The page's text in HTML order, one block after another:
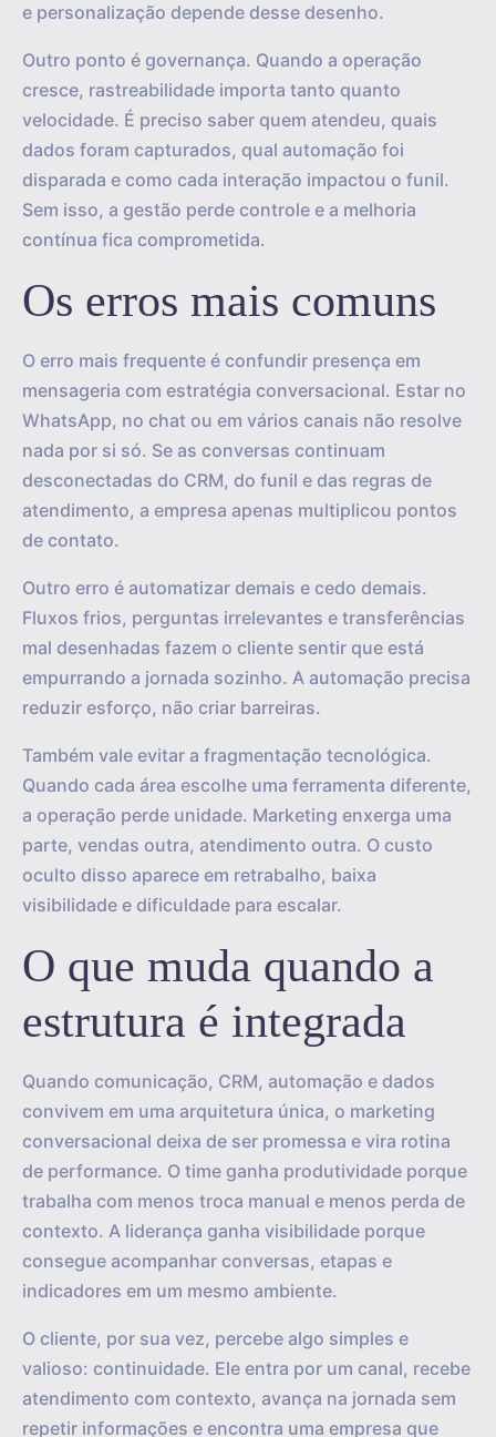
e personalização depende desse desenho.
Outro ponto é governança. Quando a operação
cresce, rastreabilidade importa tanto quanto
velocidade. É preciso saber quem atendeu, quais
dados foram capturados, qual automação foi
disparada e como cada interação impactou o funil.
Sem isso, a gestão perde controle e a melhoria
contínua fica comprometida.
Os erros mais comuns
O erro mais frequente é confundir presença em
mensageria com estratégia conversacional. Estar no
WhatsApp, no chat ou em vários canais não resolve
nada por si só. Se as conversas continuam
desconectadas do CRM, do funil e das regras de
atendimento, a empresa apenas multiplicou pontos
de contato.
Outro erro é automatizar demais e cedo demais.
Fluxos frios, perguntas irrelevantes e transferências
mal desenhadas fazem o cliente sentir que está
empurrando a jornada sozinho. A automação precisa
reduzir esforço, não criar barreiras.
Também vale evitar a fragmentação tecnológica.
Quando cada área escolhe uma ferramenta diferente,
a operação perde unidade. Marketing enxerga uma
parte, vendas outra, atendimento outra. O custo
oculto disso aparece em retrabalho, baixa
visibilidade e dificuldade para escalar.
O que muda quando a
estrutura é integrada
Quando comunicação, CRM, automação e dados
convivem em uma arquitetura única, o marketing
conversacional deixa de ser promessa e vira rotina
de performance. O time ganha produtividade porque
trabalha com menos troca manual e menos perda de
contexto. A liderança ganha visibilidade porque
consegue acompanhar conversas, etapas e
indicadores em um mesmo ambiente.
O cliente, por sua vez, percebe algo simples e
valioso: continuidade. Ele entra por um canal, recebe
atendimento com contexto, avança na jornada sem
repetir informações e encontra uma empresa que